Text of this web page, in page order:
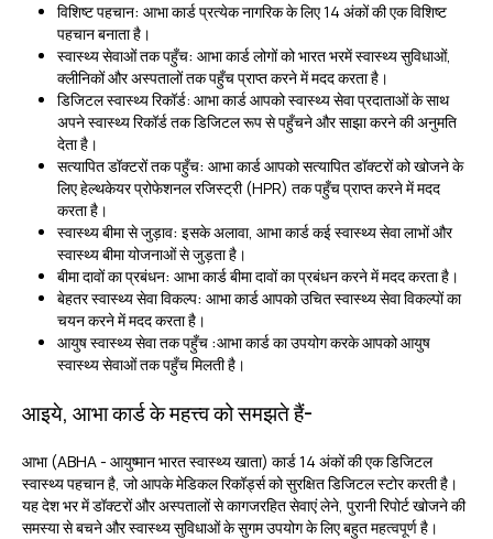
विशिष्ट पहचान: आभा कार्ड प्रत्येक नागरिक के लिए 14 अंकों की एक विशिष्ट
पहचान बनाता है।
स्वास्थ्य सेवाओं तक पहुँच: आभा कार्ड लोगों को भारत भरमें स्वास्थ्य सुविधाओं,
क्लीनिकों और अस्पतालों तक पहुँच प्राप्त करने में मदद करता है।
डिजिटल स्वास्थ्य रिकॉर्ड: आभा कार्ड आपको स्वास्थ्य सेवा प्रदाताओं के साथ
अपने स्वास्थ्य रिकॉर्ड तक डिजिटल रूप से पहुँचने और साझा करने की अनुमति
देता है।
सत्यापित डॉक्टरों तक पहुँच: आभा कार्ड आपको सत्यापित डॉक्टरों को खोजने के
लिए हेल्थकेयर प्रोफेशनल रजिस्ट्री (HPR) तक पहुँच प्राप्त करने में मदद
करता है।
स्वास्थ्य बीमा से जुड़ाव: इसके अलावा, आभा कार्ड कई स्वास्थ्य सेवा लाभों और
स्वास्थ्य बीमा योजनाओं से जुड़ता है।
बीमा दावों का प्रबंधन: आभा कार्ड बीमा दावों का प्रबंधन करने में मदद करता है।
बेहतर स्वास्थ्य सेवा विकल्प: आभा कार्ड आपको उचित स्वास्थ्य सेवा विकल्पों का
चयन करने में मदद करता है।
आयुष स्वास्थ्य सेवा तक पहुँच :आभा कार्ड का उपयोग करके आपको आयुष
स्वास्थ्य सेवाओं तक पहुँच मिलती है।
आइये, आभा कार्ड के महत्त्व को समझते हैं-
आभा (ABHA - आयुष्मान भारत स्वास्थ्य खाता) कार्ड 14 अंकों की एक डिजिटल
स्वास्थ्य पहचान है, जो आपके मेडिकल रिकॉर्ड्स को सुरक्षित डिजिटल स्टोर करती है।
यह देश भर में डॉक्टरों और अस्पतालों से कागजरहित सेवाएं लेने, पुरानी रिपोर्ट खोजने की
समस्या से बचने और स्वास्थ्य सुविधाओं के सुगम उपयोग के लिए बहुत महत्वपूर्ण है।